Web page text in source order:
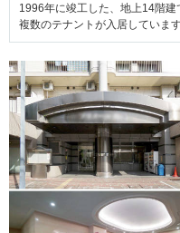
1996年に竣工した、地上14階
複数のテナントが入居しています